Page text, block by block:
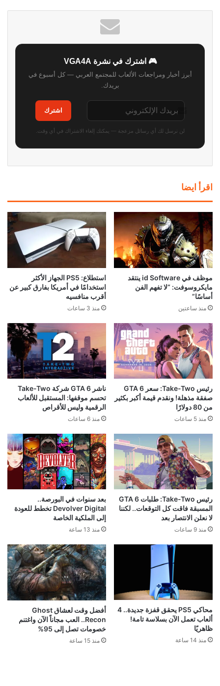
🎮 اشترك في نشرة VGA4A
أبرز أخبار ومراجعات الألعاب للمجتمع العربي — كل أسبوع في
بريدك.
اشترك
لن نرسل لك أي رسائل مزعجة — يمكنك إلغاء الاشتراك في أي وقت.
اقرأ ايضا
موظف في id Software ينتقد
مايكروسوفت: “لا تفهم الفن
أساسًا”
منذ ساعتين
استطلاع: PS5 الجهاز الأكثر
استخدامًا في أمريكا بفارق كبير عن
أقرب منافسيه
منذ 3 ساعات
رئيس Take-Two: سعر GTA 6
صفقة مذهلة! ونقدم قيمة أكبر بكثير
من 80 دولارًا
منذ 5 ساعات
ناشر GTA 6 شركة Take-Two
تحسم موقفها: المستقبل للألعاب
الرقمية وليس للأقراص
منذ 6 ساعات
رئيس Take-Two: طلبات GTA 6
المسبقة فاقت كل التوقعات.. لكننا
لا نعلن الانتصار بعد
منذ 9 ساعات
بعد سنوات في البورصة..
Devolver Digital تخطط للعودة
إلى الملكية الخاصة
منذ 13 ساعة
محاكي PS5 يحقق قفزة جديدة.. 4
ألعاب تعمل الآن بسلاسة تامة!
ظاهريًا
منذ 14 ساعة
أفضل وقت لعشاق Ghost
Recon.. العب مجاناً الآن واغتنم
خصومات تصل إلى 95%
منذ 15 ساعة